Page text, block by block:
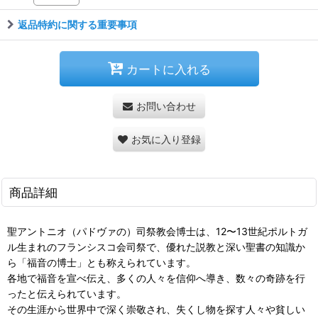
返品特約に関する重要事項
カートに入れる
お問い合わせ
お気に入り登録
商品詳細
聖アントニオ（パドヴァの）司祭教会博士は、12〜13世紀ポルトガ
ル生まれのフランシスコ会司祭で、優れた説教と深い聖書の知識か
ら「福音の博士」とも称えられています。
各地で福音を宣べ伝え、多くの人々を信仰へ導き、数々の奇跡を行
ったと伝えられています。
その生涯から世界中で深く崇敬され、失くし物を探す人々や貧しい